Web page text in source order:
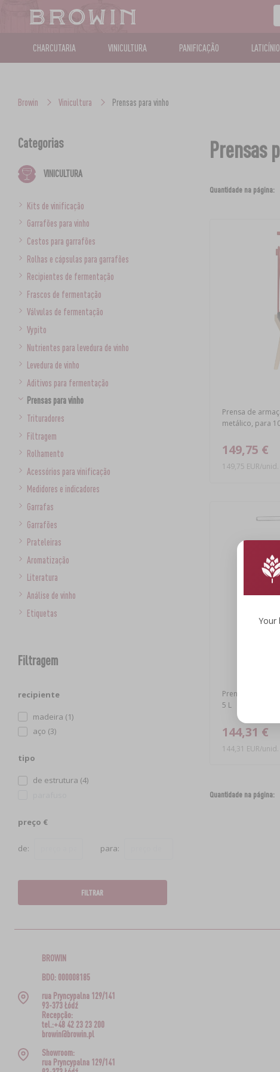
CHARCUTARIA VINICULTURA PANIFICAÇÃO
Browin Vinicultura Prensas para vinho
Categorias
VINICULTURA
Kits de vinificação
Garrafões para vinho
Cestos para garrafões
Rolhas e cápsulas para garrafões
Recipientes de fermentação
Frascos de fermentação
Válvulas de fermentação
Vypito
Nutrientes para levedura de vinho
Levedura de vinho
Aditivos para fermentação
Prensas para vinho
Trituradores
Filtragem
Rolhamento
Acessórios para vinificação
Medidores e indicadores
Garrafas
Garrafões
Prateleiras
Aromatização
Literatura
Análise de vinho
Etiquetas
Filtragem
recipiente
madeira (1)
aço (3)
tipo
de estrutura (4)
preço €
de: para:
FILTRAR
Prensas
Quantidade na página:
Prensa de
metálico, para
149,75 €
149,75 EUR/unid.
Prensa de
5 L
144,31 €
144,31 EUR/unid.
Quantidade na página:
Your
BROWIN
BDO: 000008185
rua Pryncypalna 129/141
93-373 Łódź
Recepção:
tel.:+48 42 23 23 200
browin@browin.pl
Showroom:
rua Pryncypalna 129/141